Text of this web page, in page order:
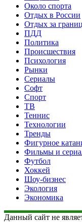
Около спорта
Отдых в России
Отдых за
ПДД
Политика
Происшествия
Психология
Рынки
Сериалы
Софт
Спорт
ТВ
Теннис
Технологии
Тренды
Фигурное
Фильмы и
Футбол
Хоккей
Шоу-бизнес
Экология
Экономика
Данный сайт не